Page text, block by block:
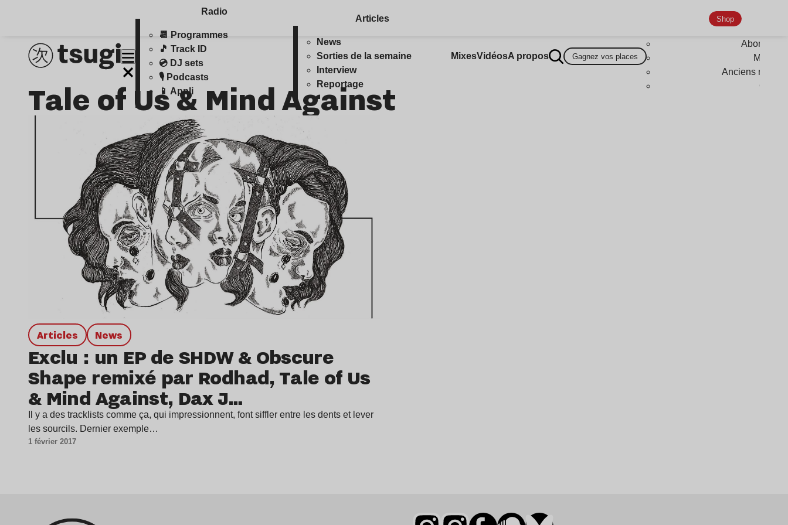
Radio
📆 Programmes
🎵 Track ID
💿 DJ sets
🎙️ Podcasts
📱 Appli
Articles
News
Sorties de la semaine
Interview
Reportage
MixesVidéosA propos Gagnez vos places
Shop
Anciens
Tale of Us & Mind Against
Articles news
Exclu : un EP de SHDW & Obscure
Shape remixé par Rodhad, Tale of Us
& Mind Against, Dax J…
Il y a des tracklists comme ça, qui impressionnent, font siffler entre les dents et lever
les sourcils. Dernier exemple…
1 février 2017